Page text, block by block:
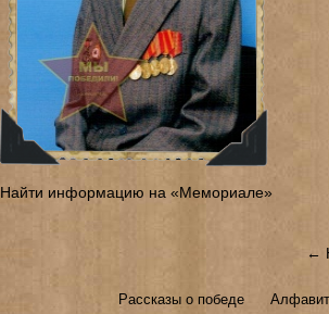
Найти информацию на «Мемориале»
←
Рассказы о победе